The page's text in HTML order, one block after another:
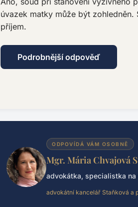
úvazek matky může být
příjem.
Podrobnější odpověď
ODPOVÍDÁ VÁM OSOBNĚ
Mgr. Mária Chvajová
advokátka, specialistka na
advokátní kancelář Staňková a